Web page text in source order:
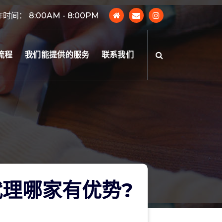
时间： 8:00AM - 8:00PM
程 我们能提供的服务 联系我们
哪家有优势?